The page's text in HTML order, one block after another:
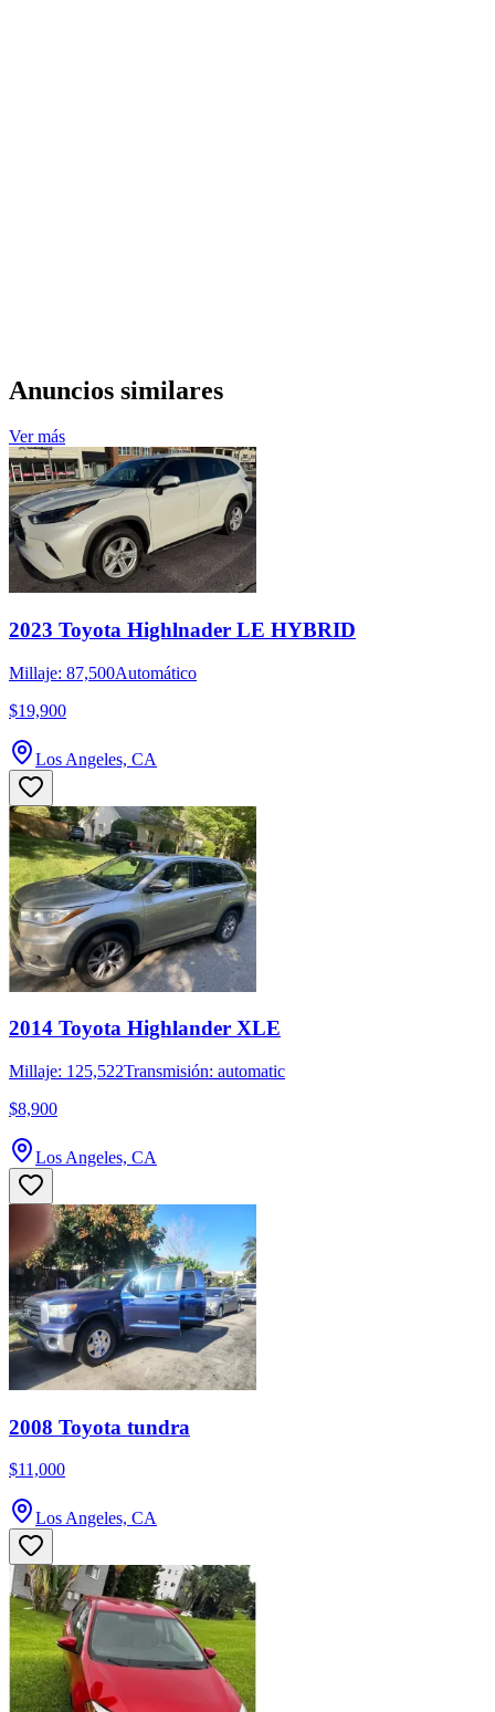
Anuncios similares
Ver más
2023 Toyota Highlnader LE HYBRID
Millaje: 87,500Automático
$19,900
Los Angeles, CA
2014 Toyota Highlander XLE
Millaje: 125,522Transmisión: automatic
$8,900
Los Angeles, CA
2008 Toyota tundra
$11,000
Los Angeles, CA